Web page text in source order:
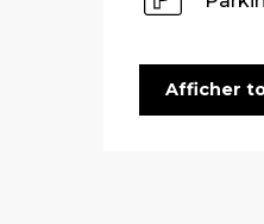
Afficher